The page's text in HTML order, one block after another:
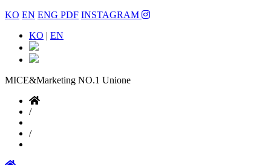
KO EN ENG PDF INSTAGRAM
KO | EN
MICE&Marketing NO.1 Unione
/
/